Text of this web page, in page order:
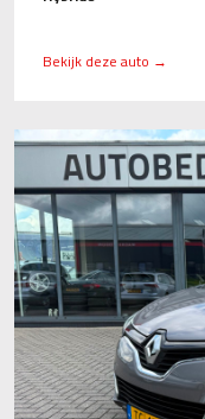
Bekijk deze auto →